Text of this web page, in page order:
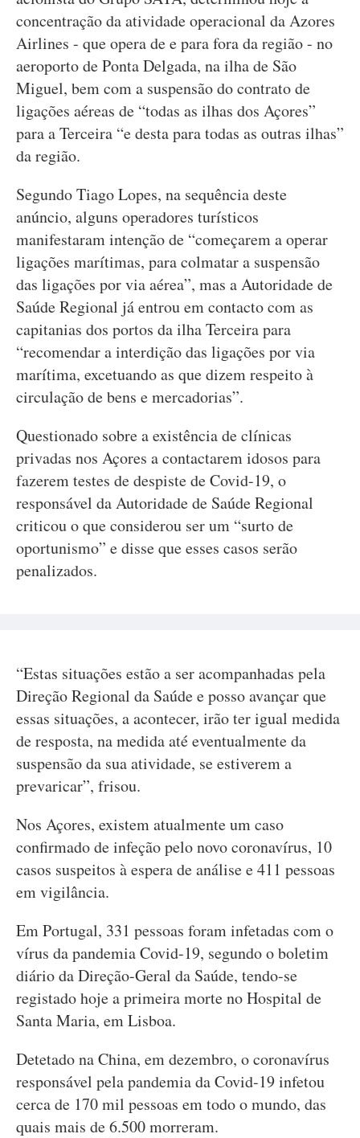
concentração da atividade operacional da Azores
Airlines - que opera de e para fora da região - no
aeroporto de Ponta Delgada, na ilha de São
Miguel, bem com a suspensão do contrato de
ligações aéreas de “todas as ilhas dos Açores”
para a Terceira “e desta para todas as outras ilhas”
da região.
Segundo Tiago Lopes, na sequência deste
anúncio, alguns operadores turísticos
manifestaram intenção de “começarem a operar
ligações marítimas, para colmatar a suspensão
das ligações por via aérea”, mas a Autoridade de
Saúde Regional já entrou em contacto com as
capitanias dos portos da ilha Terceira para
“recomendar a interdição das ligações por via
marítima, excetuando as que dizem respeito à
circulação de bens e mercadorias”.
Questionado sobre a existência de clínicas
privadas nos Açores a contactarem idosos para
fazerem testes de despiste de Covid-19, o
responsável da Autoridade de Saúde Regional
criticou o que considerou ser um “surto de
oportunismo” e disse que esses casos serão
penalizados.
“Estas situações estão a ser acompanhadas pela
Direção Regional da Saúde e posso avançar que
essas situações, a acontecer, irão ter igual medida
de resposta, na medida até eventualmente da
suspensão da sua atividade, se estiverem a
prevaricar”, frisou.
Nos Açores, existem atualmente um caso
confirmado de infeção pelo novo coronavírus, 10
casos suspeitos à espera de análise e 411 pessoas
em vigilância.
Em Portugal, 331 pessoas foram infetadas com o
vírus da pandemia Covid-19, segundo o boletim
diário da Direção-Geral da Saúde, tendo-se
registado hoje a primeira morte no Hospital de
Santa Maria, em Lisboa.
Detetado na China, em dezembro, o coronavírus
responsável pela pandemia da Covid-19 infetou
cerca de 170 mil pessoas em todo o mundo, das
quais mais de 6.500 morreram.